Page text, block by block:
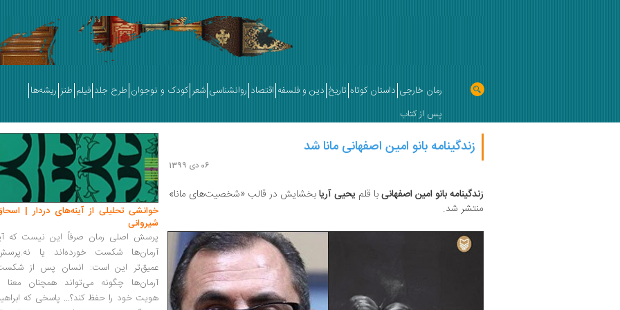
رمان خارجی داستان کوتاه تاریخ دین و فلسفه اقتصاد روانشناسی شعر کودک و نوجوان طرح جلد فیلم طنز ریشه‌ها
پس از کتاب
زندگینامه بانو امین اصفهانی مانا شد
06 دی 1399
زندگینامه بانو امین اصفهانیبا قلم یحیی آریابخشایش در قالب «شخصیت‌های مانا»
منتشر شد.
خوانشی تحلیلی از آینه‌های دردار |
شیروانی
پرسش اصلی رمان صرفاً این نیست که
آرمان‌ها شکست خورده‌اند یا
عمیق‌تر این است: انسان پس از
آرمان‌ها چگونه می‌تواند همچنان معنا
هویت خود را حفظ کند؟... پاسخی که